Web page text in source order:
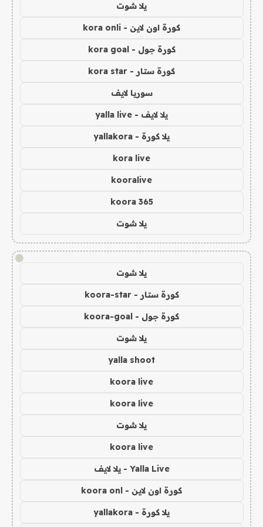
يلا شوت
كورة اون لاين - kora onli
كورة جول - kora goal
كورة ستار - kora star
سوريا لايف
يلا لايف - yalla live
يلا كورة - yallakora
kora live
kooralive
koora 365
يلا شوت
!
يلا شوت
كورة ستار - koora-star
كورة جول - koora-goal
يلا شوت
yalla shoot
koora live
koora live
يلا شوت
koora live
Yalla Live - يلا لايف
كورة اون لاين - koora onl
يلا كورة - yallakora